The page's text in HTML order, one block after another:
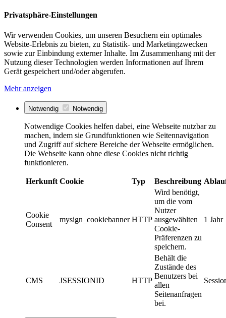
Privatsphäre-Einstellungen
Wir verwenden Cookies, um unseren Besuchern ein optimales
Website-Erlebnis zu bieten, zu Statistik- und Marketingzwecken
sowie zur Einbindung externer Inhalte. Im Zusammenhang mit der
Nutzung dieser Technologien werden Informationen auf Ihrem
Gerät gespeichert und/oder abgerufen.
Mehr anzeigen
Notwendig Notwendig
Notwendige Cookies helfen dabei, eine Webseite nutzbar zu
machen, indem sie Grundfunktionen wie Seitennavigation
und Zugriff auf sichere Bereiche der Webseite ermöglichen.
Die Webseite kann ohne diese Cookies nicht richtig
funktionieren.
Herkunft Cookie Typ Beschreibung
Cookie
Consent
mysign_cookiebanner HTTP
Wird benötigt,
um die vom
Nutzer
ausgewählten
Cookie-
Präferenzen zu
speichern.
1 Jahr
CMS JSESSIONID HTTP
Behält die
Zustände des
Benutzers bei
allen
Seitenanfragen
bei.